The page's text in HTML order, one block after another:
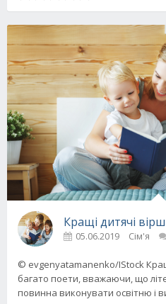
Кращі дитячі
05.06.2019 Сім'я
© evgenyatamanenko/IStock
багато поети, вважаючи, що
повинна виконувати освітню і